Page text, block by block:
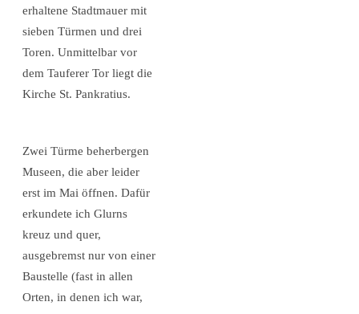
erhaltene Stadtmauer mit
sieben Türmen und drei
Toren. Unmittelbar vor
dem Tauferer Tor liegt die
Kirche St. Pankratius.
Zwei Türme beherbergen
Museen, die aber leider
erst im Mai öffnen. Dafür
erkundete ich Glurns
kreuz und quer,
ausgebremst nur von einer
Baustelle (fast in allen
Orten, in denen ich war,